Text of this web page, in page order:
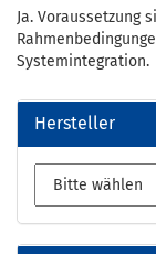
Ja. Voraussetzung
Systemintegration.
Hersteller